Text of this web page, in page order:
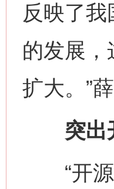
反映了
的发展
扩大。”
突出开
“开源”